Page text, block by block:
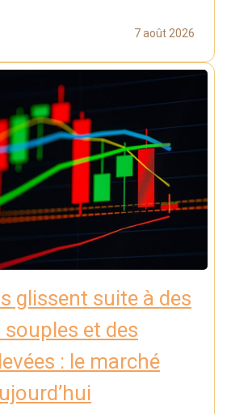
7 août 2026
glissent suite à des
et des
: le marché